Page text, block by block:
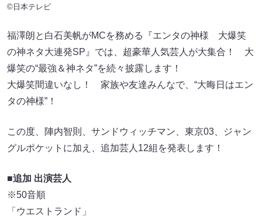
©日本テレビ
福澤朗と白石美帆がMCを務める『エンタの神様 大爆笑
の神ネタ大連発SP』では、超豪華人気芸人が大集合！ 大
爆笑の“最強＆神ネタ”を続々披露します！
大爆笑間違いなし！ 家族や友達みんなで、“大晦日はエン
タの神様”！
この度、陣内智則、サンドウィッチマン、東京03、ジャン
グルポケットに加え、追加芸人12組を発表します！
■追加 出演芸人
※50音順
「ウエストランド」